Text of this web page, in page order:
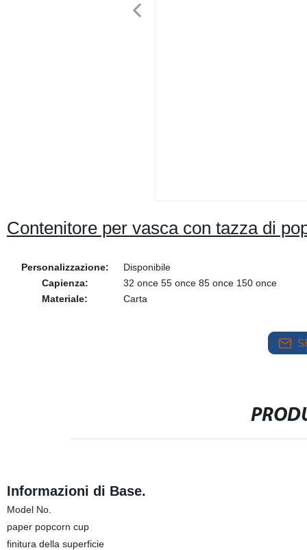
Contenitore per vasca con tazza di
Personalizzazione:
Disponibile
Capienza:
32 once 55 once 85 once 150 once
Materiale:
Carta
Informazioni di Base.
Model No.
paper popcorn cup
finitura della superficie